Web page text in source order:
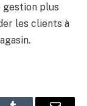
plus
les clients à